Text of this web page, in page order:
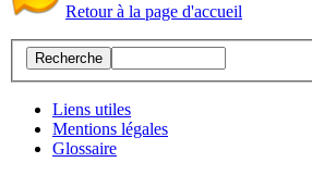
Retour à la page d'accueil
Liens utiles
Mentions légales
Glossaire